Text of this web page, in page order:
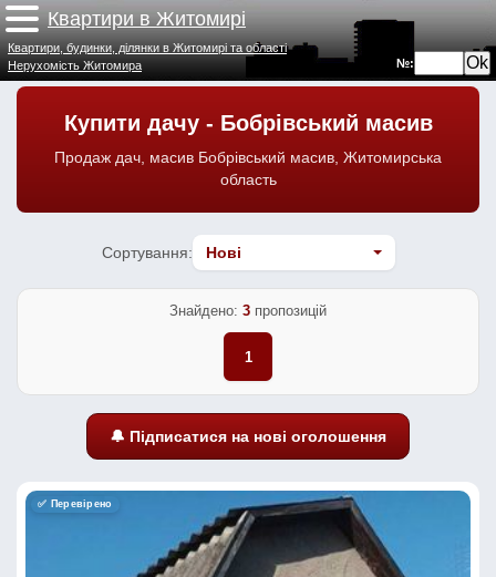
Квартири в Житомирі
№:
Квартири, будинки, ділянки в Житомирі та області
Нерухомість Житомира
Купити дачу - Бобрівський масив
Продаж дач, масив Бобрівський масив, Житомирська
область
Сортування:
Знайдено: 3 пропозицій
1
🔔 Підписатися на нові оголошення
✅ Перевірено